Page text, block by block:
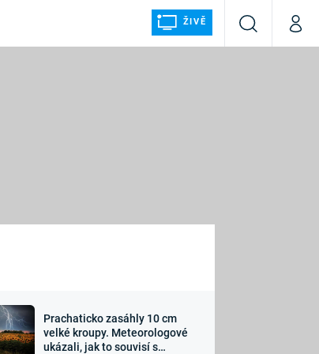
ŽIVĚ
VyhledáváníMůj
Sledujte nás
Prachaticko zasáhly 10 cm
velké kroupy. Meteorologové
ukázali, jak to souvisí s